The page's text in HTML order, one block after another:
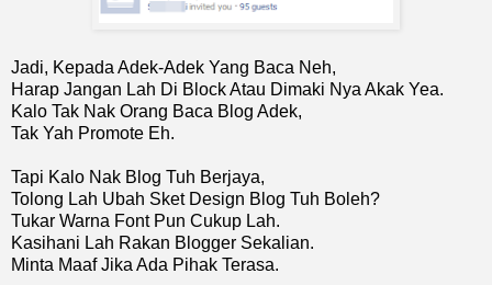
Jadi, Kepada Adek-Adek Yang Baca Neh,
Harap Jangan Lah Di Block Atau Dimaki Nya Akak Yea.
Kalo Tak Nak Orang Baca Blog Adek,
Tak Yah Promote Eh.
Tapi Kalo Nak Blog Tuh Berjaya,
Tolong Lah Ubah Sket Design Blog Tuh Boleh?
Tukar Warna Font Pun Cukup Lah.
Kasihani Lah Rakan Blogger Sekalian.
Minta Maaf Jika Ada Pihak Terasa.